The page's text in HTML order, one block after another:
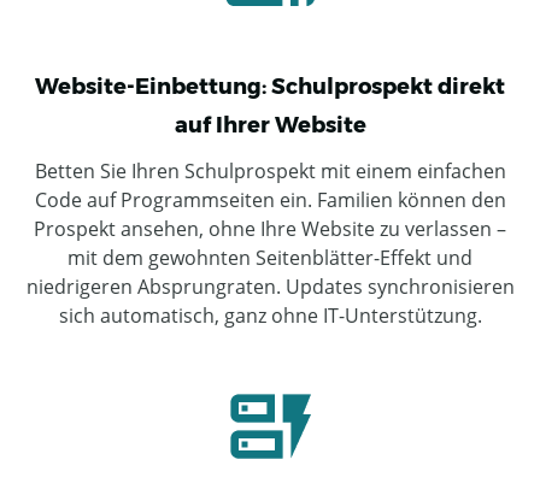
Website-Einbettung: Schulprospekt direkt
auf Ihrer Website
Betten Sie Ihren Schulprospekt mit einem einfachen
Code auf Programmseiten ein. Familien können den
Prospekt ansehen, ohne Ihre Website zu verlassen –
mit dem gewohnten Seitenblätter-Effekt und
niedrigeren Absprungraten. Updates synchronisieren
sich automatisch, ganz ohne IT-Unterstützung.